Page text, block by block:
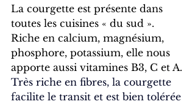
La courgette est présente dans
toutes les cuisines « du sud ».
Riche en calcium, magnésium,
phosphore, potassium, elle nous
apporte aussi vitamines B3, C et A.
Très riche en fibres, la courgette
facilite le transit et est bien tolérée